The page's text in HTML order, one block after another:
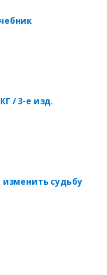
/ 3-е изд.
судьбу